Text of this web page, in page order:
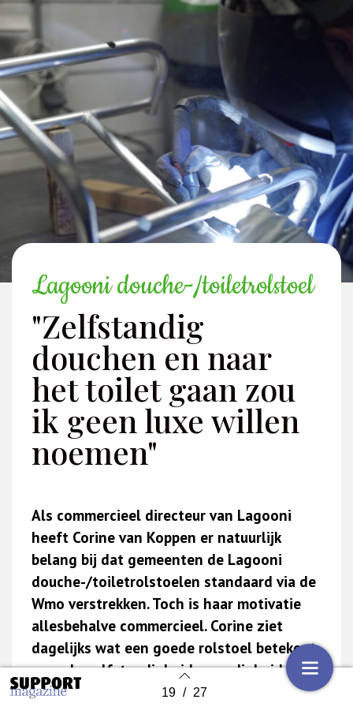
Back to index 19 / 27
Lagooni douche-/toiletrolstoel
"Zelfstandig
douchen en naar
het toilet gaan zou
ik geen luxe willen
noemen"
Als commercieel directeur van Lagooni
heeft Corine van Koppen er natuurlijk
belang bij dat gemeenten de Lagooni
douche-/toiletrolstoelen standaard via de
Wmo verstrekken. Toch is haar motivatie
allesbehalve commercieel. Corine ziet
dagelijks wat een goede rolstoel betekent
voor de zelfstandigheid, waardigheid en
het welzijn van mensen met een beperking.